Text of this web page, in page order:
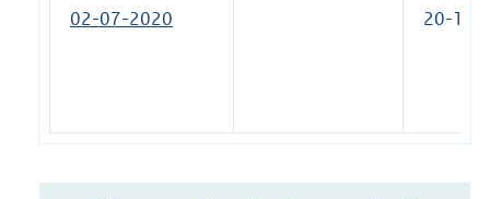
02-07-2020 20-10-